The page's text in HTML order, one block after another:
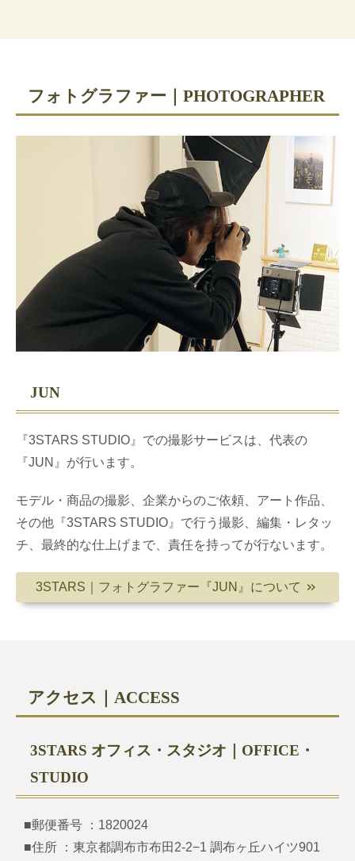
フォトグラファー｜PHOTOGRAPHER
JUN
『3STARS STUDIO』での撮影サービスは、代表の
『JUN』が行います。
モデル・商品の撮影、企業からのご依頼、アート作品、
その他『3STARS STUDIO』で行う撮影、編集・レタッ
チ、最終的な仕上げまで、責任を持ってが行ないます。
3STARS｜フォトグラファー『JUN』について ＞＞
アクセス｜ACCESS
3STARS オフィス・スタジオ｜OFFICE・
STUDIO
■郵便番号 ：1820024
■住所 ：東京都調布市布田2-2−1 調布ヶ丘ハイツ901